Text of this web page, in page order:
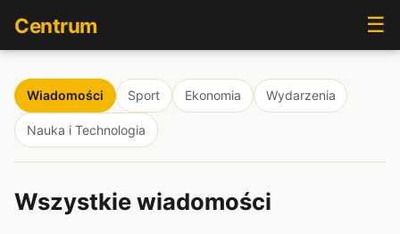
Centrum ☰
Wiadomości Sport Ekonomia Wydarzenia
Nauka i Technologia
Wszystkie wiadomości